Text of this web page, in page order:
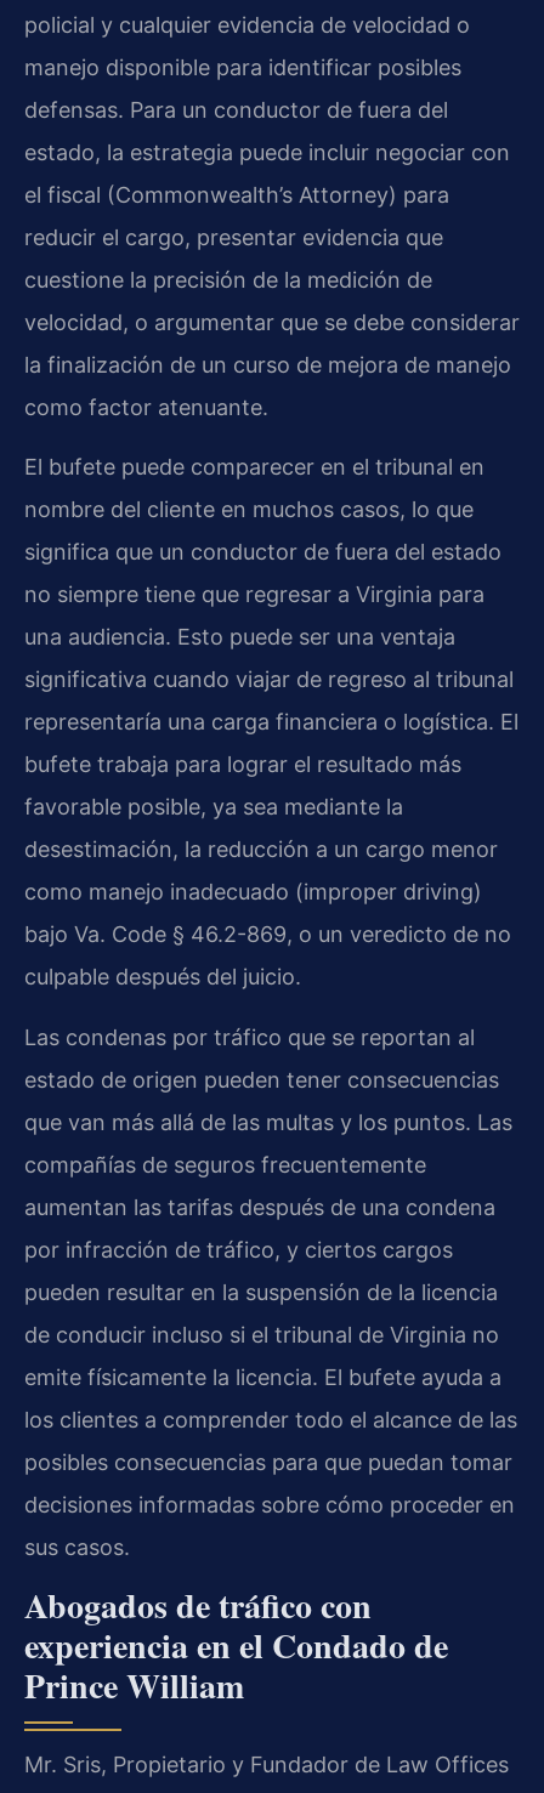
policial y cualquier evidencia de velocidad o
manejo disponible para identificar posibles
defensas. Para un conductor de fuera del
estado, la estrategia puede incluir negociar con
el fiscal (Commonwealth’s Attorney) para
reducir el cargo, presentar evidencia que
cuestione la precisión de la medición de
velocidad, o argumentar que se debe considerar
la finalización de un curso de mejora de manejo
como factor atenuante.
El bufete puede comparecer en el tribunal en
nombre del cliente en muchos casos, lo que
significa que un conductor de fuera del estado
no siempre tiene que regresar a Virginia para
una audiencia. Esto puede ser una ventaja
significativa cuando viajar de regreso al tribunal
representaría una carga financiera o logística. El
bufete trabaja para lograr el resultado más
favorable posible, ya sea mediante la
desestimación, la reducción a un cargo menor
como manejo inadecuado (improper driving)
bajo Va. Code § 46.2-869, o un veredicto de no
culpable después del juicio.
Las condenas por tráfico que se reportan al
estado de origen pueden tener consecuencias
que van más allá de las multas y los puntos. Las
compañías de seguros frecuentemente
aumentan las tarifas después de una condena
por infracción de tráfico, y ciertos cargos
pueden resultar en la suspensión de la licencia
de conducir incluso si el tribunal de Virginia no
emite físicamente la licencia. El bufete ayuda a
los clientes a comprender todo el alcance de las
posibles consecuencias para que puedan tomar
decisiones informadas sobre cómo proceder en
sus casos.
Abogados de tráfico con
experiencia en el Condado de
Prince William
Mr. Sris, Propietario y Fundador de Law Offices